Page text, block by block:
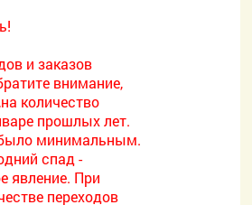
и заказов
внимание,
количество
прошлых лет.
минимальным.
спад -
явление. При
переходов